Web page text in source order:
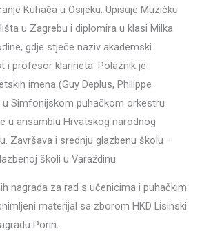
Kuhača u Osijeku. Upisuje Muzičku
u Zagrebu i diplomira u klasi Milka
gdje stječe naziv akademski
i profesor klarineta. Polaznik je
imena (Guy Deplus, Philippe
u Simfonijskom puhačkom orkestru
u ansamblu Hrvatskog narodnog
Završava i srednju glazbenu školu –
školi u Varaždinu.
nagrada za rad s učenicima i puhačkim
materijal sa zborom HKD Lisinski
Porin.